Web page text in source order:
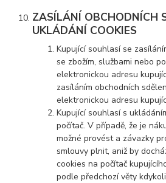
ZASÍLÁNÍ OBCHODNÍCH
UKLÁDÁNÍ COOKIES
Kupující souhlasí se
se zbožím, službami nebo
elektronickou adresu
zasíláním obchodních
elektronickou adresu
Kupující souhlasí s
počítač. V případě, že je
možné provést a závazky
smlouvy plnit, aniž by
cookies na počítač
podle předchozí věty